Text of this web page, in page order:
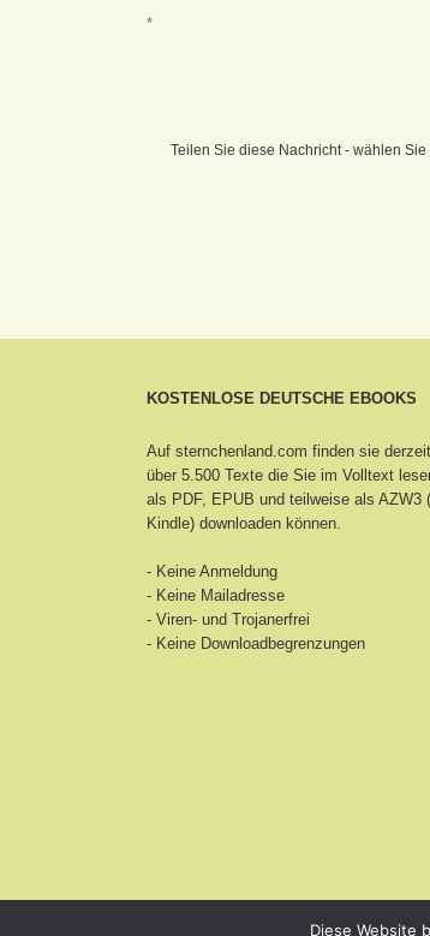
*
Teilen Sie diese Nachricht - wählen
KOSTENLOSE DEUTSCHE EBOOKS
Auf sternchenland.com finden sie derzeit
über 5.500 Texte die Sie im Volltext
als PDF, EPUB und teilweise als AZW3
Kindle) downloaden können.
- Keine Anmeldung
- Keine Mailadresse
- Viren- und Trojanerfrei
- Keine Downloadbegrenzungen
Diese Website